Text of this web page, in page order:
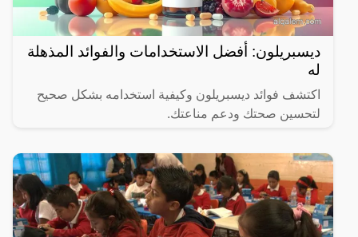
ديسبريلون: أفضل الاستخدامات والفوائد المذهلة
له
اكتشف فوائد ديسبريلون وكيفية استخدامه بشكل صحيح
لتحسين صحتك ودعم مناعتك.